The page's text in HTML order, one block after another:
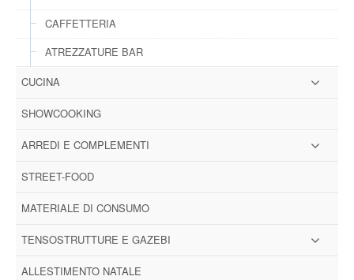
CAFFETTERIA
ATREZZATURE BAR
CUCINA
SHOWCOOKING
ARREDI E COMPLEMENTI
STREET-FOOD
MATERIALE DI CONSUMO
TENSOSTRUTTURE E GAZEBI
ALLESTIMENTO NATALE